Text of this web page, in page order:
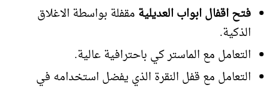
فتح اقفال ابواب العديلية مقفلة بواسطة الاغلاق
الذكية.
التعامل مع الماستر كي باحترافية عالية.
التعامل مع قفل النقرة الذي يفضل استخدامه في